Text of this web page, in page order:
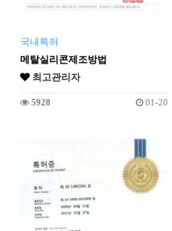
국내특허
메탈실리콘제조방법
최고관리자
5928 01-20